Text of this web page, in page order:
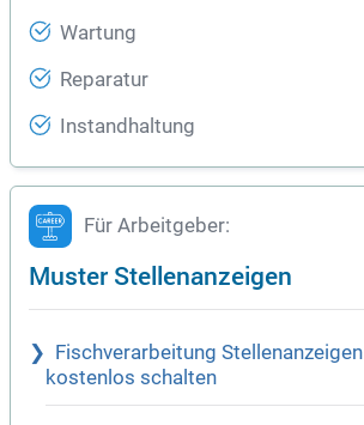
Wartung
Reparatur
Instandhaltung
Für Arbeitgeber:
Muster Stellenanzeigen
Fischverarbeitung Stellenanzeigen
kostenlos schalten